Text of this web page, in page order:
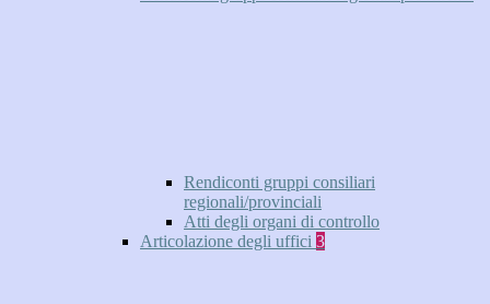
Rendiconti gruppi consiliari
regionali/provinciali
Atti degli organi di controllo
Articolazione degli uffici 3